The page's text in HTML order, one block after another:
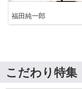
福田純一郎
こだわり特集